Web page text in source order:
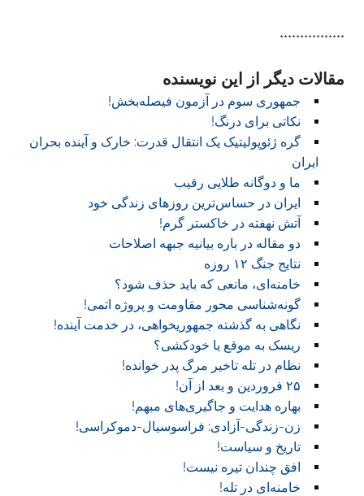
****************
مقالات دیگر از این نویسنده
جمهوری سوم در آزمون فیصله‌بخش!
نکاتی برای درنگ!
گره ژئوپولیتیک یک انتقال قدرت: خارک و آینده بحران
ایران
ما و دوگانه طلایی رقیب
ایران در حساس‌ترین روزهای زندگی خود
آتش نهفته در خاکستر گرم!
دو مقاله در باره بیانیه جبهه اصلاحات
نتایج جنگ ۱۲ روزه
خامنه‌ای، مانعی که باید حذف شود؟
گونه‌شناسی محور مقاومت و پروژه اتمی!
نگاهی به گذشته جمهوریخواهی، در خدمت آینده!
ریسک به موقع یا خودکشی؟
نظام در تله تاخیر مرگ پدر خوانده!
۲۵ فروردین و بعد از آن!
بهاره هدایت و جاگیری‌های مبهم!
زن-زندگی-آزادی: فراسوسیال-دموکراسی!
تاریخ و سیاست!
افق چندان تیره نیست!
خامنه‌ای در تله!